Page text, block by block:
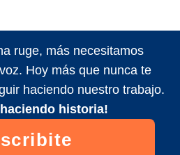
ruge, más necesitamos
Hoy más que nunca te
haciendo nuestro trabajo.
historia!